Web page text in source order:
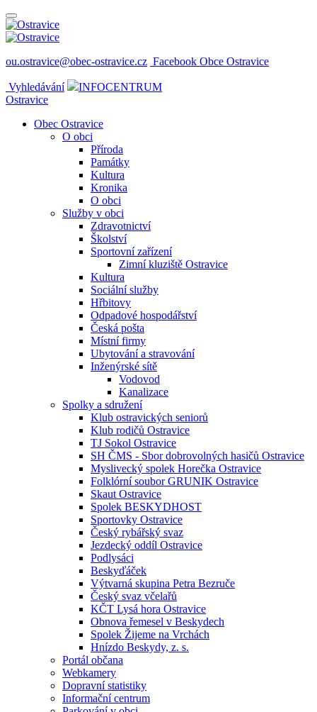
ou.ostravice@obec-ostravice.cz Facebook Obce Ostravice
Vyhledávání
INFOCENTRUM
Ostravice
Obec Ostravice
O obci
Příroda
Památky
Kultura
Kronika
O obci
Služby v obci
Zdravotnictví
Školství
Sportovní zařízení
Zimní kluziště Ostravice
Kultura
Sociální služby
Hřbitovy
Odpadové hospodářství
Česká pošta
Místní firmy
Ubytování a stravování
Inženýrské sítě
Vodovod
Kanalizace
Spolky a sdružení
Klub ostravických seniorů
Klub rodičů Ostravice
TJ Sokol Ostravice
SH ČMS - Sbor dobrovolných hasičů Ostravice
Myslivecký spolek Horečka Ostravice
Folklórní soubor GRUNIK Ostravice
Skaut Ostravice
Spolek BESKYDHOST
Sportovky Ostravice
Český rybářský svaz
Jezdecký oddíl Ostravice
Podlysáci
Beskyďáček
Výtvarná skupina Petra Bezruče
Český svaz včelařů
KČT Lysá hora Ostravice
Obnova řemesel v Beskydech
Spolek Žijeme na Vrchách
Hnízdo Beskydy, z. s.
Portál občana
Webkamery
Dopravní statistiky
Informační centrum